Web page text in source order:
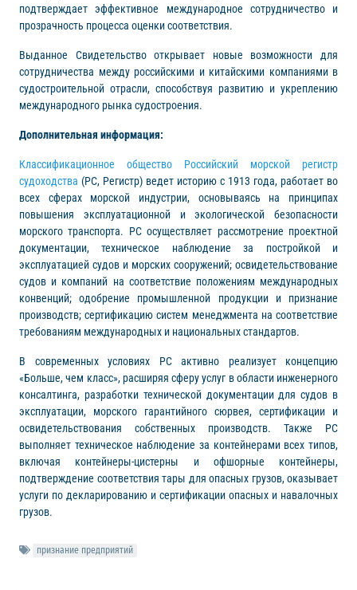
подтверждает эффективное международное сотрудничество и
прозрачность процесса оценки соответствия.
Выданное Свидетельство открывает новые возможности для
сотрудничества между российскими и китайскими компаниями в
судостроительной отрасли, способствуя развитию и укреплению
международного рынка судостроения.
Дополнительная информация:
Классификационное общество Российский морской регистр
судоходства (РС, Регистр) ведет историю с 1913 года, работает во
всех сферах морской индустрии, основываясь на принципах
повышения эксплуатационной и экологической безопасности
морского транспорта. РС осуществляет рассмотрение проектной
документации, техническое наблюдение за постройкой и
эксплуатацией судов и морских сооружений; освидетельствование
судов и компаний на соответствие положениям международных
конвенций; одобрение промышленной продукции и признание
производств; сертификацию систем менеджмента на соответствие
требованиям международных и национальных стандартов.
В современных условиях РС активно реализует концепцию
«Больше, чем класс», расширяя сферу услуг в области инженерного
консалтинга, разработки технической документации для судов в
эксплуатации, морского гарантийного сюрвея, сертификации и
освидетельствования собственных производств. Также РС
выполняет техническое наблюдение за контейнерами всех типов,
включая контейнеры-цистерны и офшорные контейнеры,
подтверждение соответствия тары для опасных грузов, оказывает
услуги по декларированию и сертификации опасных и навалочных
грузов.
признание предприятий